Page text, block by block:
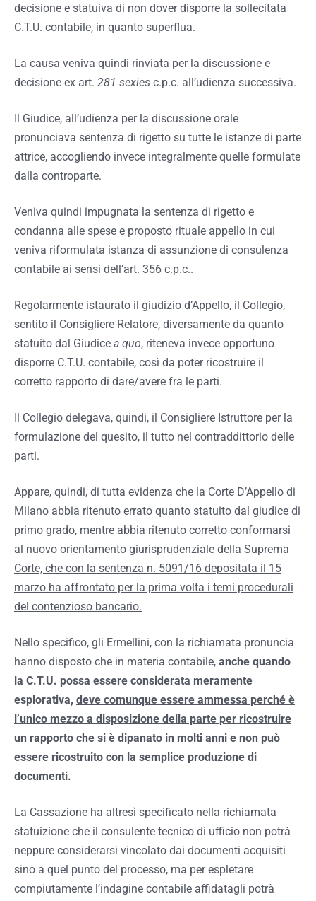
decisione e statuiva di non dover disporre la sollecitata
C.T.U. contabile, in quanto superflua.
La causa veniva quindi rinviata per la discussione e
decisione ex art. 281 sexies c.p.c. all’udienza successiva.
Il Giudice, all’udienza per la discussione orale
pronunciava sentenza di rigetto su tutte le istanze di parte
attrice, accogliendo invece integralmente quelle formulate
dalla controparte.
Veniva quindi impugnata la sentenza di rigetto e
condanna alle spese e proposto rituale appello in cui
veniva riformulata istanza di assunzione di consulenza
contabile ai sensi dell’art. 356 c.p.c..
Regolarmente istaurato il giudizio d’Appello, il Collegio,
sentito il Consigliere Relatore, diversamente da quanto
statuito dal Giudice a quo, riteneva invece opportuno
disporre C.T.U. contabile, così da poter ricostruire il
corretto rapporto di dare/avere fra le parti.
Il Collegio delegava, quindi, il Consigliere Istruttore per la
formulazione del quesito, il tutto nel contraddittorio delle
parti.
Appare, quindi, di tutta evidenza che la Corte D’Appello di
Milano abbia ritenuto errato quanto statuito dal giudice di
primo grado, mentre abbia ritenuto corretto conformarsi
al nuovo orientamento giurisprudenziale della Suprema
Corte, che con la sentenza n. 5091/16 depositata il 15
marzo ha affrontato per la prima volta i temi procedurali
del contenzioso bancario.
Nello specifico, gli Ermellini, con la richiamata pronuncia
hanno disposto che in materia contabile, anche quando
la C.T.U. possa essere considerata meramente
esplorativa, deve comunque essere ammessa perché è
l’unico mezzo a disposizione della parte per ricostruire
un rapporto che si è dipanato in molti anni e non può
essere ricostruito con la semplice produzione di
documenti.
La Cassazione ha altresì specificato nella richiamata
statuizione che il consulente tecnico di ufficio non potrà
neppure considerarsi vincolato dai documenti acquisiti
sino a quel punto del processo, ma per espletare
compiutamente l’indagine contabile affidatagli potrà